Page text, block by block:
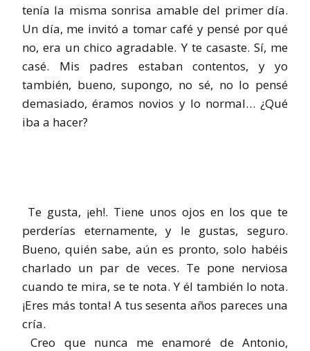
tenía la misma sonrisa amable del primer día.
Un día, me invitó a tomar café y pensé por qué
no, era un chico agradable. Y te casaste. Sí, me
casé. Mis padres estaban contentos, y yo
también, bueno, supongo, no sé, no lo pensé
demasiado, éramos novios y lo normal… ¿Qué
iba a hacer?
Te gusta, ¡eh!. Tiene unos ojos en los que te
perderías eternamente, y le gustas, seguro.
Bueno, quién sabe, aún es pronto, solo habéis
charlado un par de veces. Te pone nerviosa
cuando te mira, se te nota. Y él también lo nota.
¡Eres más tonta! A tus sesenta años pareces una
cría.
Creo que nunca me enamoré de Antonio,